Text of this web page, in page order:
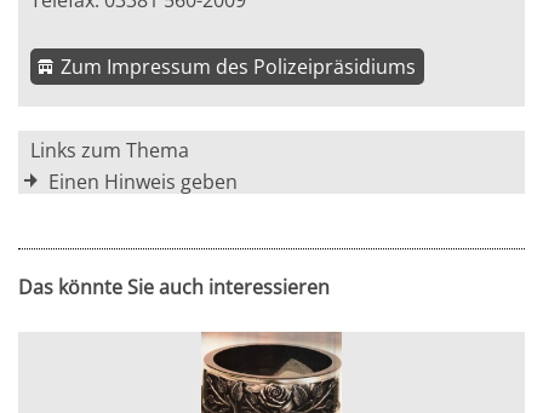
Zum Impressum des Polizeipräsidiums
Links zum Thema
Einen Hinweis geben
Das könnte Sie auch interessieren